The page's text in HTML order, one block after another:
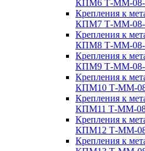
КПМ6 Т-ММ-08-
Крепления к
КПМ7 Т-ММ-08-
Крепления к
КПМ8 Т-ММ-08-
Крепления к
КПМ9 Т-ММ-08-
Крепления к
КПМ10 Т-ММ-
Крепления к
КПМ11 Т-ММ-
Крепления к
КПМ12 Т-ММ-
Крепления к